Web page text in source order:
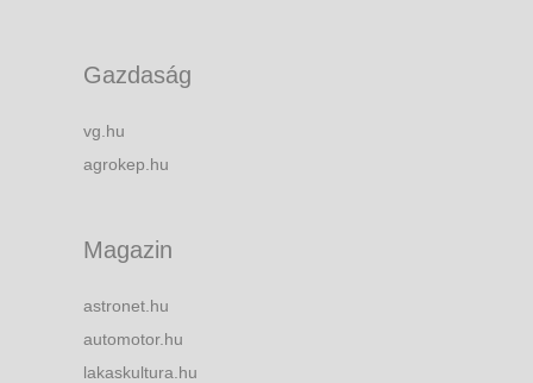
Gazdaság
vg.hu
agrokep.hu
Magazin
astronet.hu
automotor.hu
lakaskultura.hu